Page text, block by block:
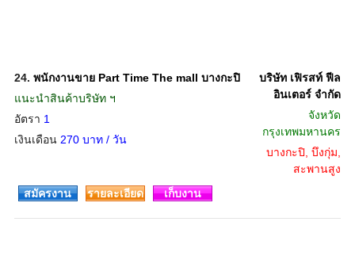
24. พนักงานขาย Part Time The mall บางกะปิ
แนะนำสินค้าบริษัท ฯ
อัตรา 1
เงินเดือน 270 บาท / วัน
บริษัท เฟิรสท์ ฟีล
อินเตอร์ จำกัด
จังหวัด
กรุงเทพมหานคร
บางกะปิ, บึงกุ่ม,
สะพานสูง
สมัครงาน
รายละเอียด เก็บงาน